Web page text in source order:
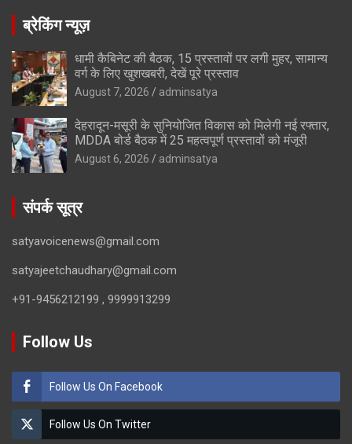
ब्रेकिंग न्यूज़
धामी कैबिनेट की बैठक, 15 प्रस्तावों पर लगी मुहर, सामान्य
वर्ग के लिए खुशखबरी, देखें पूरे प्रस्ताव
August 7, 2026 adminsatya
देहरादून-मसूरी के सुनियोजित विकास को मिलेगी नई रफ्तार,
MDDA बोर्ड बैठक में 25 महत्वपूर्ण प्रस्तावों को मंजूरी
August 6, 2026 adminsatya
संपर्क सूत्र
satyavoicenews@gmail.com
satyajeetchaudhary@gmail.com
+91-9456212199 , 9999913299
Follow Us
Follow Us On Facebook
Follow Us On Twitter